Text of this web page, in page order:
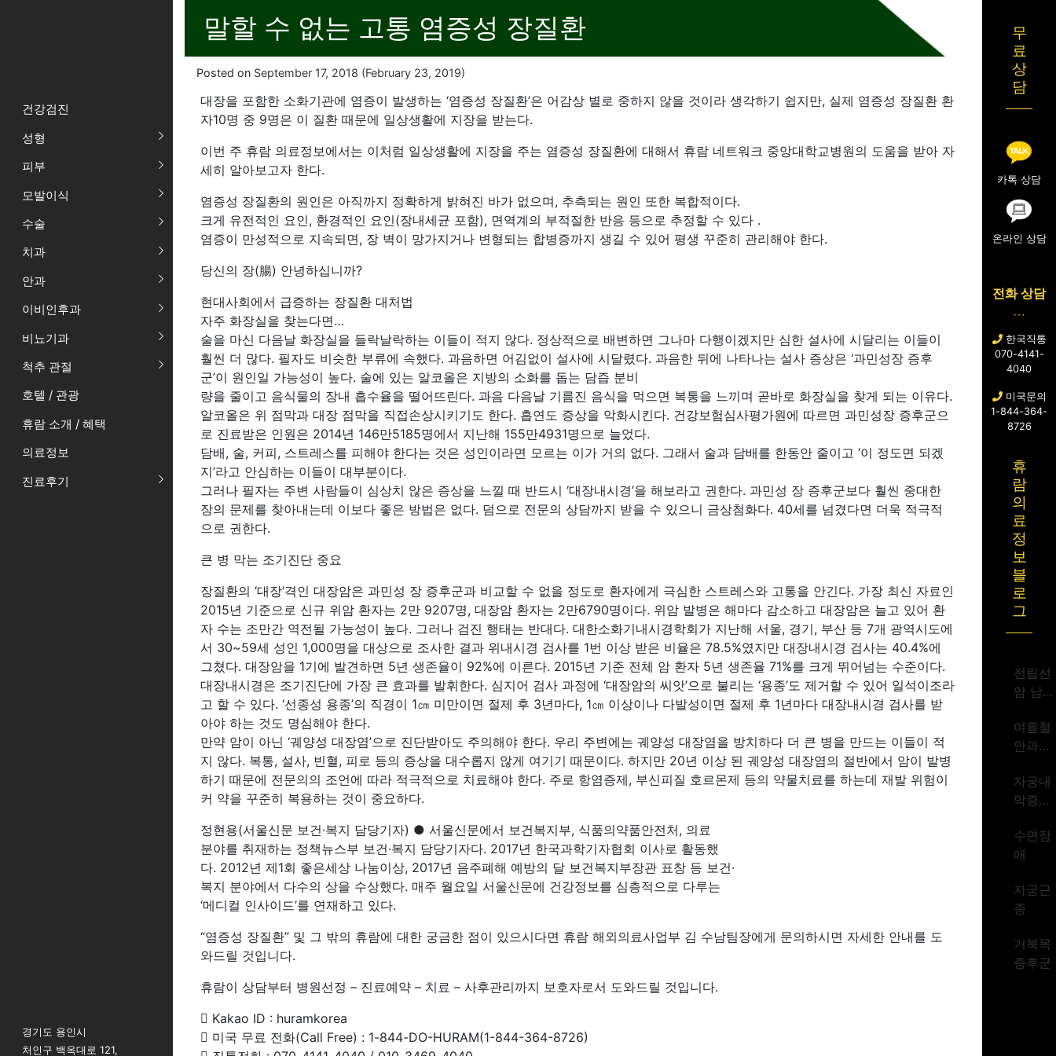
건강검진
성형
피부
모발이식
수술
치과
안과
이비인후과
비뇨기과
척추 관절
호텔 / 관광
휴람 소개 / 혜택
의료정보
진료후기
경기도 용인시
처인구 백옥대로 121,
말할 수 없는 고통 염증성 장질환
Posted on September 17, 2018 (February 23, 2019)
대장을 포함한 소화기관에 염증이 발생하는 ‘염증성 장질환’은 어감상 별로 중하지 않을 것이라 생각하기 쉽지만, 실제 염증성 장질환 환
자10명 중 9명은 이 질환 때문에 일상생활에 지장을 받는다.
이번 주 휴람 의료정보에서는 이처럼 일상생활에 지장을 주는 염증성 장질환에 대해서 휴람 네트워크 중앙대학교병원의 도움을 받아 자
세히 알아보고자 한다.
염증성 장질환의 원인은 아직까지 정확하게 밝혀진 바가 없으며, 추측되는 원인 또한 복합적이다.
크게 유전적인 요인, 환경적인 요인(장내세균 포함), 면역계의 부적절한 반응 등으로 추정할 수 있다 .
염증이 만성적으로 지속되면, 장 벽이 망가지거나 변형되는 합병증까지 생길 수 있어 평생 꾸준히 관리해야 한다.
당신의 장(腸) 안녕하십니까?
현대사회에서 급증하는 장질환 대처법
자주 화장실을 찾는다면…
술을 마신 다음날 화장실을 들락날락하는 이들이 적지 않다. 정상적으로 배변하면 그나마 다행이겠지만 심한 설사에 시달리는 이들이
훨씬 더 많다. 필자도 비슷한 부류에 속했다. 과음하면 어김없이 설사에 시달렸다. 과음한 뒤에 나타나는 설사 증상은 ‘과민성장 증후
군’이 원인일 가능성이 높다. 술에 있는 알코올은 지방의 소화를 돕는 담즙 분비
량을 줄이고 음식물의 장내 흡수율을 떨어뜨린다. 과음 다음날 기름진 음식을 먹으면 복통을 느끼며 곧바로 화장실을 찾게 되는 이유다.
알코올은 위 점막과 대장 점막을 직접손상시키기도 한다. 흡연도 증상을 악화시킨다. 건강보험심사평가원에 따르면 과민성장 증후군으
로 진료받은 인원은 2014년 146만5185명에서 지난해 155만4931명으로 늘었다.
담배, 술, 커피, 스트레스를 피해야 한다는 것은 성인이라면 모르는 이가 거의 없다. 그래서 술과 담배를 한동안 줄이고 ‘이 정도면 되겠
지’라고 안심하는 이들이 대부분이다.
그러나 필자는 주변 사람들이 심상치 않은 증상을 느낄 때 반드시 ‘대장내시경’을 해보라고 권한다. 과민성 장 증후군보다 훨씬 중대한
장의 문제를 찾아내는데 이보다 좋은 방법은 없다. 덤으로 전문의 상담까지 받을 수 있으니 금상첨화다. 40세를 넘겼다면 더욱 적극적
으로 권한다.
큰 병 막는 조기진단 중요
장질환의 ‘대장’격인 대장암은 과민성 장 증후군과 비교할 수 없을 정도로 환자에게 극심한 스트레스와 고통을 안긴다. 가장 최신 자료인
2015년 기준으로 신규 위암 환자는 2만 9207명, 대장암 환자는 2만6790명이다. 위암 발병은 해마다 감소하고 대장암은 늘고 있어 환
자 수는 조만간 역전될 가능성이 높다. 그러나 검진 행태는 반대다. 대한소화기내시경학회가 지난해 서울, 경기, 부산 등 7개 광역시도에
서 30~59세 성인 1,000명을 대상으로 조사한 결과 위내시경 검사를 1번 이상 받은 비율은 78.5%였지만 대장내시경 검사는 40.4%에
그쳤다. 대장암을 1기에 발견하면 5년 생존율이 92%에 이른다. 2015년 기준 전체 암 환자 5년 생존율 71%를 크게 뛰어넘는 수준이다.
대장내시경은 조기진단에 가장 큰 효과를 발휘한다. 심지어 검사 과정에 ‘대장암의 씨앗’으로 불리는 ‘용종’도 제거할 수 있어 일석이조라
고 할 수 있다. ‘선종성 용종’의 직경이 1㎝ 미만이면 절제 후 3년마다, 1㎝ 이상이나 다발성이면 절제 후 1년마다 대장내시경 검사를 받
아야 하는 것도 명심해야 한다.
만약 암이 아닌 ‘궤양성 대장염’으로 진단받아도 주의해야 한다. 우리 주변에는 궤양성 대장염을 방치하다 더 큰 병을 만드는 이들이 적
지 않다. 복통, 설사, 빈혈, 피로 등의 증상을 대수롭지 않게 여기기 때문이다. 하지만 20년 이상 된 궤양성 대장염의 절반에서 암이 발병
하기 때문에 전문의의 조언에 따라 적극적으로 치료해야 한다. 주로 항염증제, 부신피질 호르몬제 등의 약물치료를 하는데 재발 위험이
커 약을 꾸준히 복용하는 것이 중요하다.
정현용(서울신문 보건·복지 담당기자) ● 서울신문에서 보건복지부, 식품의약품안전처, 의료
분야를 취재하는 정책뉴스부 보건·복지 담당기자다. 2017년 한국과학기자협회 이사로 활동했
다. 2012년 제1회 좋은세상 나눔이상, 2017년 음주폐해 예방의 달 보건복지부장관 표창 등 보건·
복지 분야에서 다수의 상을 수상했다. 매주 월요일 서울신문에 건강정보를 심층적으로 다루는
‘메디컬 인사이드’를 연재하고 있다.
“염증성 장질환” 및 그 밖의 휴람에 대한 궁금한 점이 있으시다면 휴람 해외의료사업부 김 수남팀장에게 문의하시면 자세한 안내를 도
와드릴 것입니다.
휴람이 상담부터 병원선정 – 진료예약 – 치료 – 사후관리까지 보호자로서 도와드릴 것입니다.
 Kakao ID : huramkorea
 미국 무료 전화(Call Free) : 1-844-DO-HURAM(1-844-364-8726)
무
료
상
담
카톡 상담
온라인 상담
전화 상담
한국직통
070-4141-
4040
미국문의
1-844-364-
8726
휴
람
의
료
정
보
블
로
그
전립선
암 남성
시대
여름철
안과질
자궁내
막증식
수면장
애
자궁근
종
거북목
증후군